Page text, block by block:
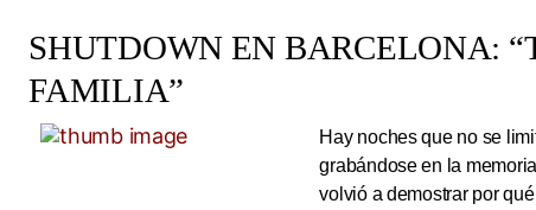
SHUTDOWN EN BARCELONA:
FAMILIA”
Hay noches que no se
grabándose en la
volvió a demostrar por